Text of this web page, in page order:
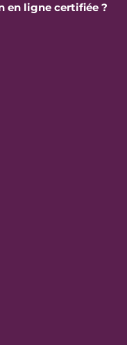
en ligne certifiée ?